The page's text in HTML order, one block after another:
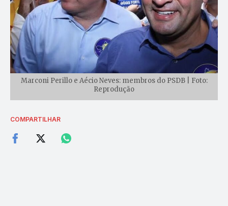
Marconi Perillo e Aécio Neves: membros do PSDB | Foto:
Reprodução
COMPARTILHAR